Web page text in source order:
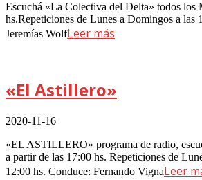
Escuchá «La Colectiva del Delta» todos los
hs.Repeticiones de Lunes a Domingos a las
Jeremías WolfLeer más
«El Astillero»
2020-11-16
«EL ASTILLERO» programa de radio,
a partir de las 17:00 hs. Repeticiones de
12:00 hs. Conduce: Fernando VignaLeer